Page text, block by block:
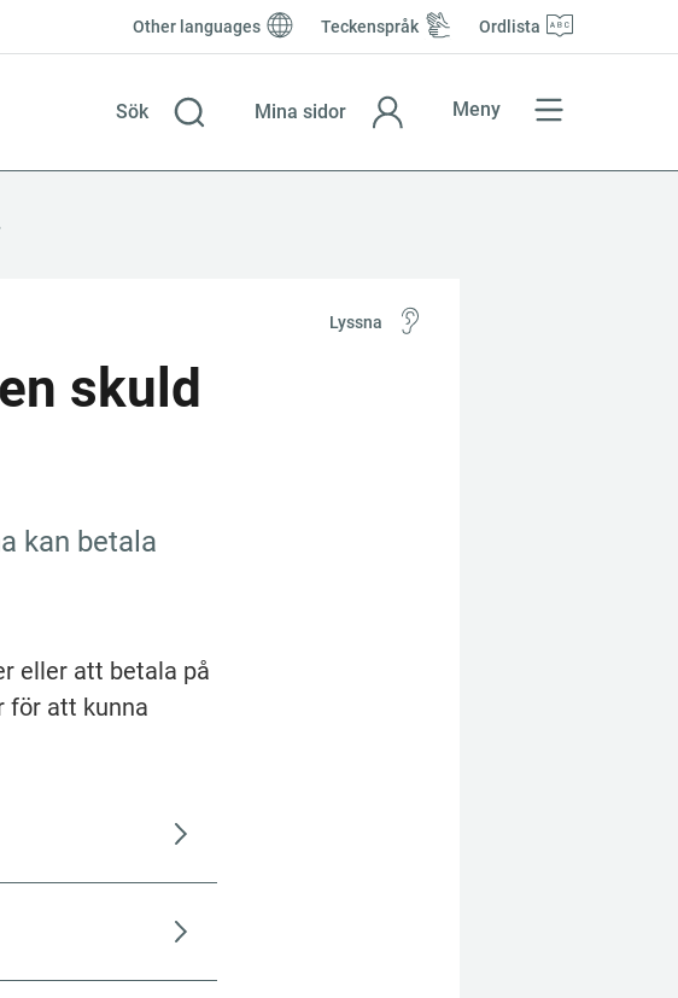
Other languages Teckenspråk Ordlista
Sök Mina sidor Meny
Lyssna
skuld
kan betala
eller att betala på
för att kunna